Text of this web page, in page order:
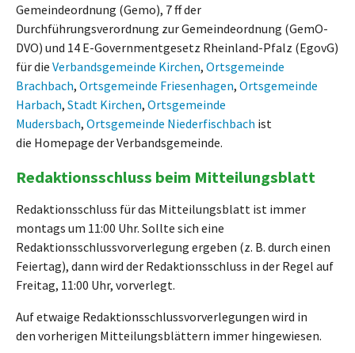
Gemeindeordnung (Gemo), 7 ff der
Durchführungsverordnung zur Gemeindeordnung (GemO-
DVO) und 14 E-Governmentgesetz Rheinland-Pfalz (EgovG)
für die Verbandsgemeinde Kirchen, Ortsgemeinde
Brachbach, Ortsgemeinde Friesenhagen, Ortsgemeinde
Harbach, Stadt Kirchen, Ortsgemeinde
Mudersbach, Ortsgemeinde Niederfischbach ist
die Homepage der Verbandsgemeinde.
Redaktionsschluss beim Mitteilungsblatt
Redaktionsschluss für das Mitteilungsblatt ist immer
montags um 11:00 Uhr. Sollte sich eine
Redaktionsschlussvorverlegung ergeben (z. B. durch einen
Feiertag), dann wird der Redaktionsschluss in der Regel auf
Freitag, 11:00 Uhr, vorverlegt.
Auf etwaige Redaktionsschlussvorverlegungen wird in
den vorherigen Mitteilungsblättern immer hingewiesen.